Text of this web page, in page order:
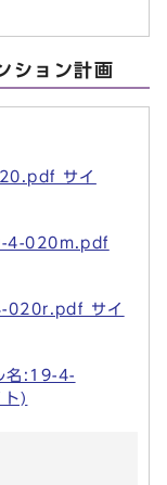
ョン計画
サイ
4-020m.pdf
020r.pdf サイ
名:19-4-
)